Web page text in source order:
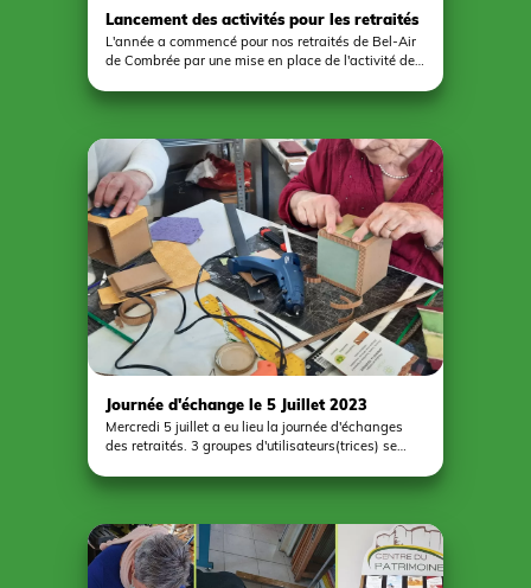
Lancement des activités pour les retraités
de Bel-Air de Combrée
L'année a commencé pour nos retraités de Bel-Air
de Combrée par une mise en place de l'activité de
choix sur des mosaïques en verre poli ou sur des
travaux de pyrogravure sur un support en bois. Un
projet collectif sera proposé au début de l'année
prochaine ayant pour but de créer un lien social
entre membre du groupe.
Journée d'échange le 5 Juillet 2023
Mercredi 5 juillet a eu lieu la journée d'échanges
des retraités. 3 groupes d'utilisateurs(trices) se
activités toute l'année et 36 étaient présent à cette
journée. Plusieurs activités étaient proposés: le
matin, certains ont fait du yoga tandis que d'autres
ont suivi attentivement une visite du château